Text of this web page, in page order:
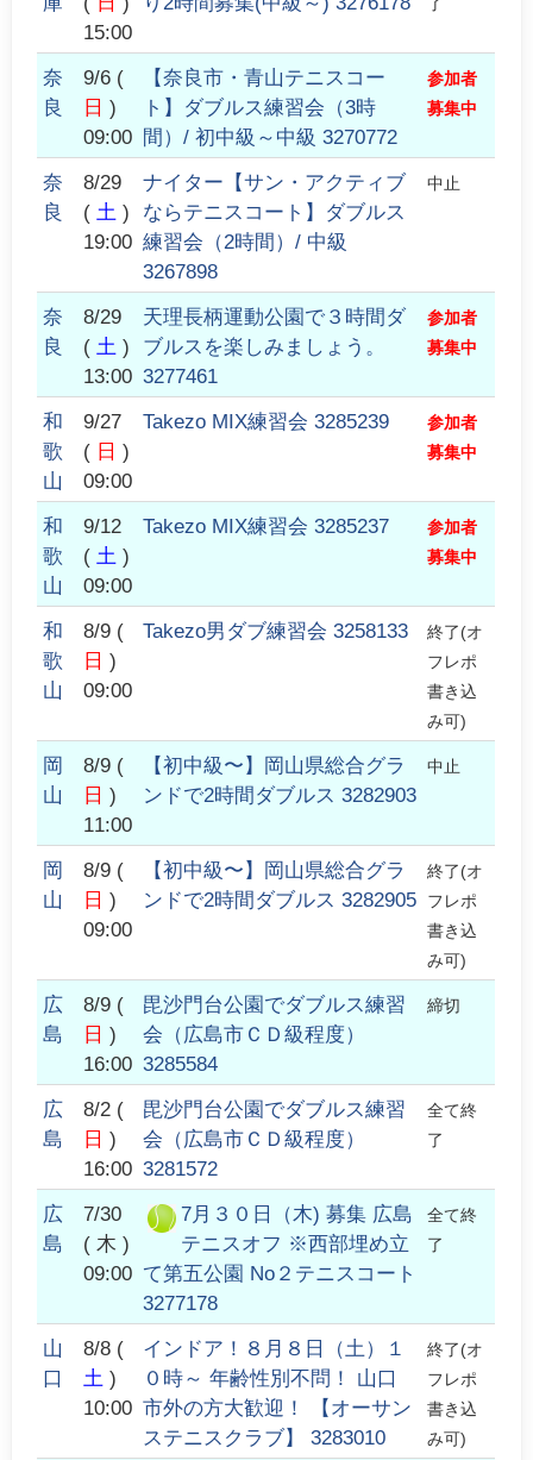
15:00
奈
良
9/6 (
日 )
09:00
【奈良市・青山テニスコー
ト】ダブルス練習会（3時
間）/ 初中級～中級 3270772
参加者
募集中
奈
良
8/29
( 土 )
19:00
ナイター【サン・アクティブ
ならテニスコート】ダブルス
練習会（2時間）/ 中級
3267898
中止
奈
良
8/29
( 土 )
13:00
天理長柄運動公園で３時間ダ
ブルスを楽しみましょう。
3277461
参加者
募集中
和
歌
山
9/27
( 日 )
09:00
Takezo MIX練習会 3285239
参加者
募集中
和
歌
山
9/12
( 土 )
09:00
Takezo MIX練習会 3285237
参加者
募集中
和
歌
山
8/9 (
日 )
09:00
Takezo男ダブ練習会 3258133
終了(オ
フレポ
書き込
み可)
岡
山
8/9 (
日 )
11:00
【初中級〜】岡山県総合グラ
ンドで2時間ダブルス 3282903
中止
岡
山
8/9 (
日 )
09:00
【初中級〜】岡山県総合グラ
ンドで2時間ダブルス 3282905
終了(オ
フレポ
書き込
み可)
広
島
8/9 (
日 )
16:00
毘沙門台公園でダブルス練習
会（広島市ＣＤ級程度）
3285584
締切
広
島
8/2 (
日 )
16:00
毘沙門台公園でダブルス練習
会（広島市ＣＤ級程度）
3281572
全て終
了
広
島
7/30
( 木 )
09:00
7月３０日（木) 募集 広島
テニスオフ ※西部埋め立
て第五公園 No２テニスコート
3277178
全て終
了
山
口
8/8 (
土 )
10:00
インドア！８月８日（土）１
０時～ 年齢性別不問！ 山口
市外の方大歓迎！ 【オーサン
ステニスクラブ】 3283010
終了(オ
フレポ
書き込
み可)